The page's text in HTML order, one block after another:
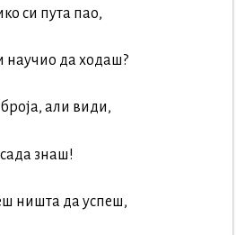
си пута пао,
научио да ходаш?
али види,
сада знаш!
ништа да успеш,